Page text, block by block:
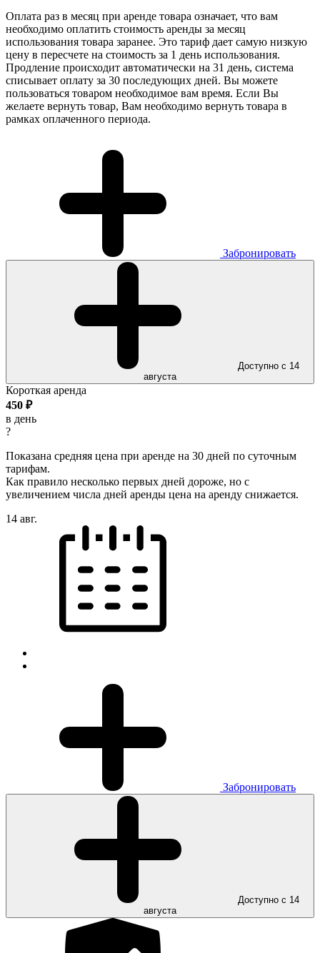
Оплата раз в месяц при аренде товара означает, что вам
необходимо оплатить стоимость аренды за месяц
использования товара заранее. Это тариф дает самую низкую
цену в пересчете на стоимость за 1 день использования.
Продление происходит автоматически на 31 день, система
списывает оплату за 30 последующих дней. Вы можете
пользоваться товаром необходимое вам время. Если Вы
желаете вернуть товар, Вам необходимо вернуть товара в
рамках оплаченного периода.
Забронировать
Доступно с 14
августа
Короткая аренда
450 ₽
в день
?
Показана средняя цена при аренде на 30 дней по суточным
тарифам.
Как правило несколько первых дней дороже, но с
увеличением числа дней аренды цена на аренду снижается.
14 авг.
Забронировать
Доступно с 14
августа